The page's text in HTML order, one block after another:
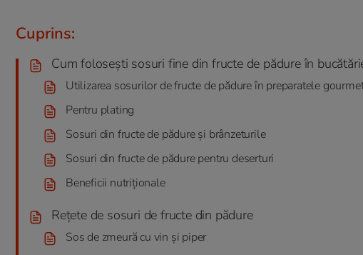
Cuprins:
Cum folosești sosuri fine din fructe de pădure în
Utilizarea sosurilor de fructe de pădure în preparatele
Pentru plating
Sosuri din fructe de pădure și brânzeturile
Sosuri din fructe de pădure pentru deserturi
Beneficii nutriționale
Rețete de sosuri de fructe din pădure
Sos de zmeură cu vin și piper